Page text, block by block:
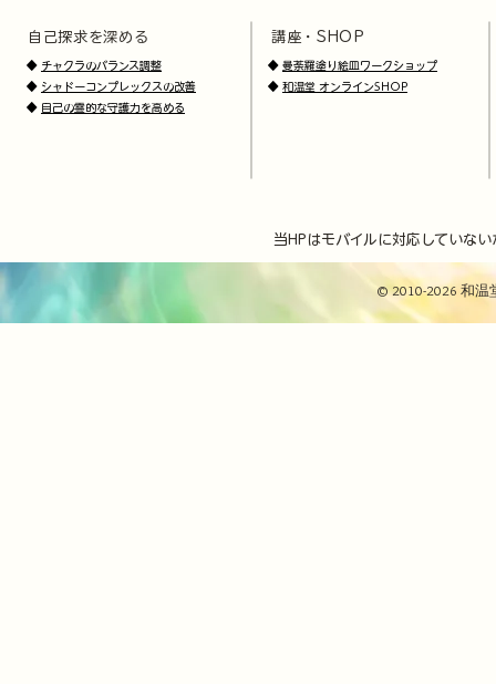
自己探求を深める 講座・SHOP
◆ チャクラのバランス調整
◆ シャドーコンプレックスの改善
◆ 自己の霊的な守護力を高める
◆ 曼荼羅塗り絵皿ワークショップ
◆ 和温堂 オンラインSHOP
当HPはモバイルに対応していな
© 2010-2026 和温